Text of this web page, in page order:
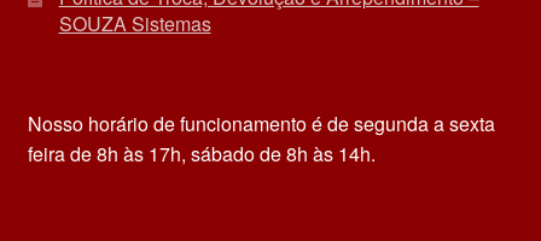
SOUZA Sistemas
Nosso horário de funcionamento é de segunda a sexta
feira de 8h às 17h, sábado de 8h às 14h.